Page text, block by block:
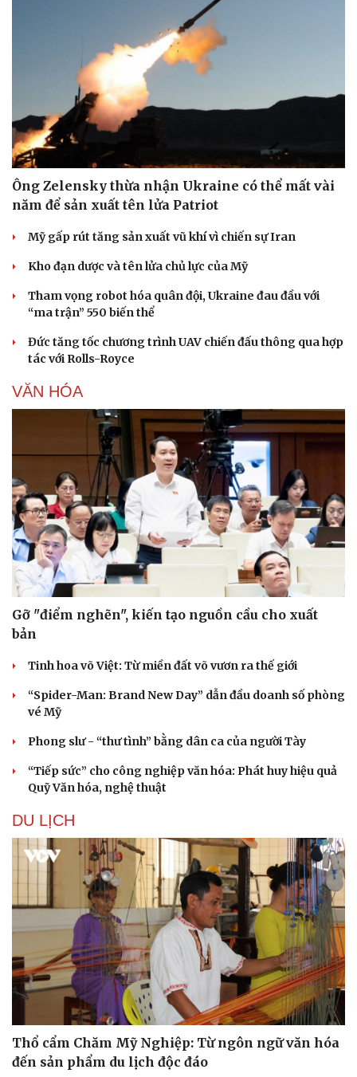
Doanh nghiệp
Thông tin doanh nghiệp
Doanh nhân
Vì cộng đồng
Sành điệu
Trải nghiệm
Ông Zelensky thừa nhận Ukraine có thể mất vài
năm để sản xuất tên lửa Patriot
Mỹ gấp rút tăng sản xuất vũ khí vì chiến sự Iran
Kho đạn dược và tên lửa chủ lực của Mỹ
Tham vọng robot hóa quân đội, Ukraine đau đầu với
“ma trận” 550 biến thể
Đức tăng tốc chương trình UAV chiến đấu thông qua hợp
tác với Rolls-Royce
VĂN HÓA
Gỡ "điểm nghẽn", kiến tạo nguồn cầu cho xuất
bản
Tinh hoa võ Việt: Từ miền đất võ vươn ra thế giới
“Spider-Man: Brand New Day” dẫn đầu doanh số phòng
vé Mỹ
Phong slư - “thư tình” bằng dân ca của người Tày
“Tiếp sức” cho công nghiệp văn hóa: Phát huy hiệu quả
Quỹ Văn hóa, nghệ thuật
DU LỊCH
Thổ cẩm Chăm Mỹ Nghiệp: Từ ngôn ngữ văn hóa
đến sản phẩm du lịch độc đáo